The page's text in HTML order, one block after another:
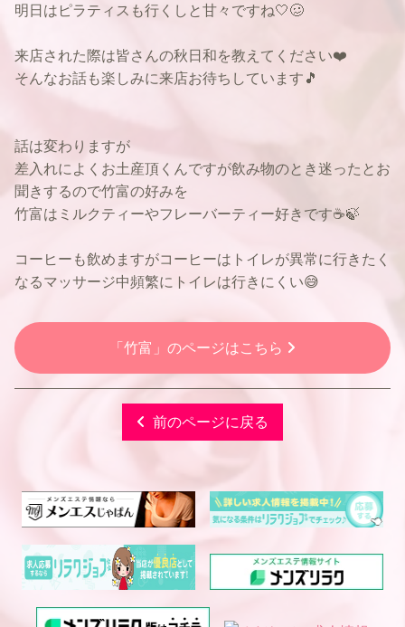
明日はピラティスも行くしと甘々ですね🤍🥴
来店された際は皆さんの秋日和を教えてください❤️
そんなお話も楽しみに来店お待ちしています🎵
話は変わりますが
差入れによくお土産頂くんですが飲み物のとき迷ったとお
聞きするので竹富の好みを
竹富はミルクティーやフレーバーティー好きです☕️🍃
コーヒーも飲めますがコーヒーはトイレが異常に行きたく
なるマッサージ中頻繁にトイレは行きにくい😅
「竹富」のページはこちら
前のページに戻る